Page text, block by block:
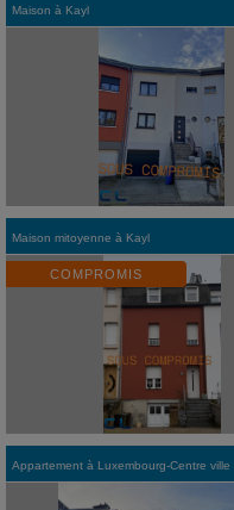
Maison à Kayl
Maison mitoyenne à Kayl
COMPROMIS
Appartement à Luxembourg-Centre ville